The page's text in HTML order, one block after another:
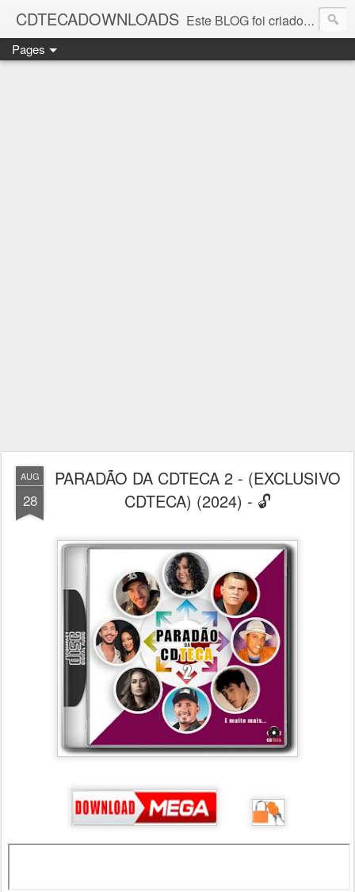
CDTECADOWNLOADS Este BLOG foi criado para os amantes da música. Aqui você encontra vários álbuns musicais. Todos os ritmos, álbuns antigos que foi e continua sendo SUCESSO.
Pages
AUG
28
PARADÃO DA CDTECA 2 - (EXCLUSIVO
CDTECA) (2024) - 🔓